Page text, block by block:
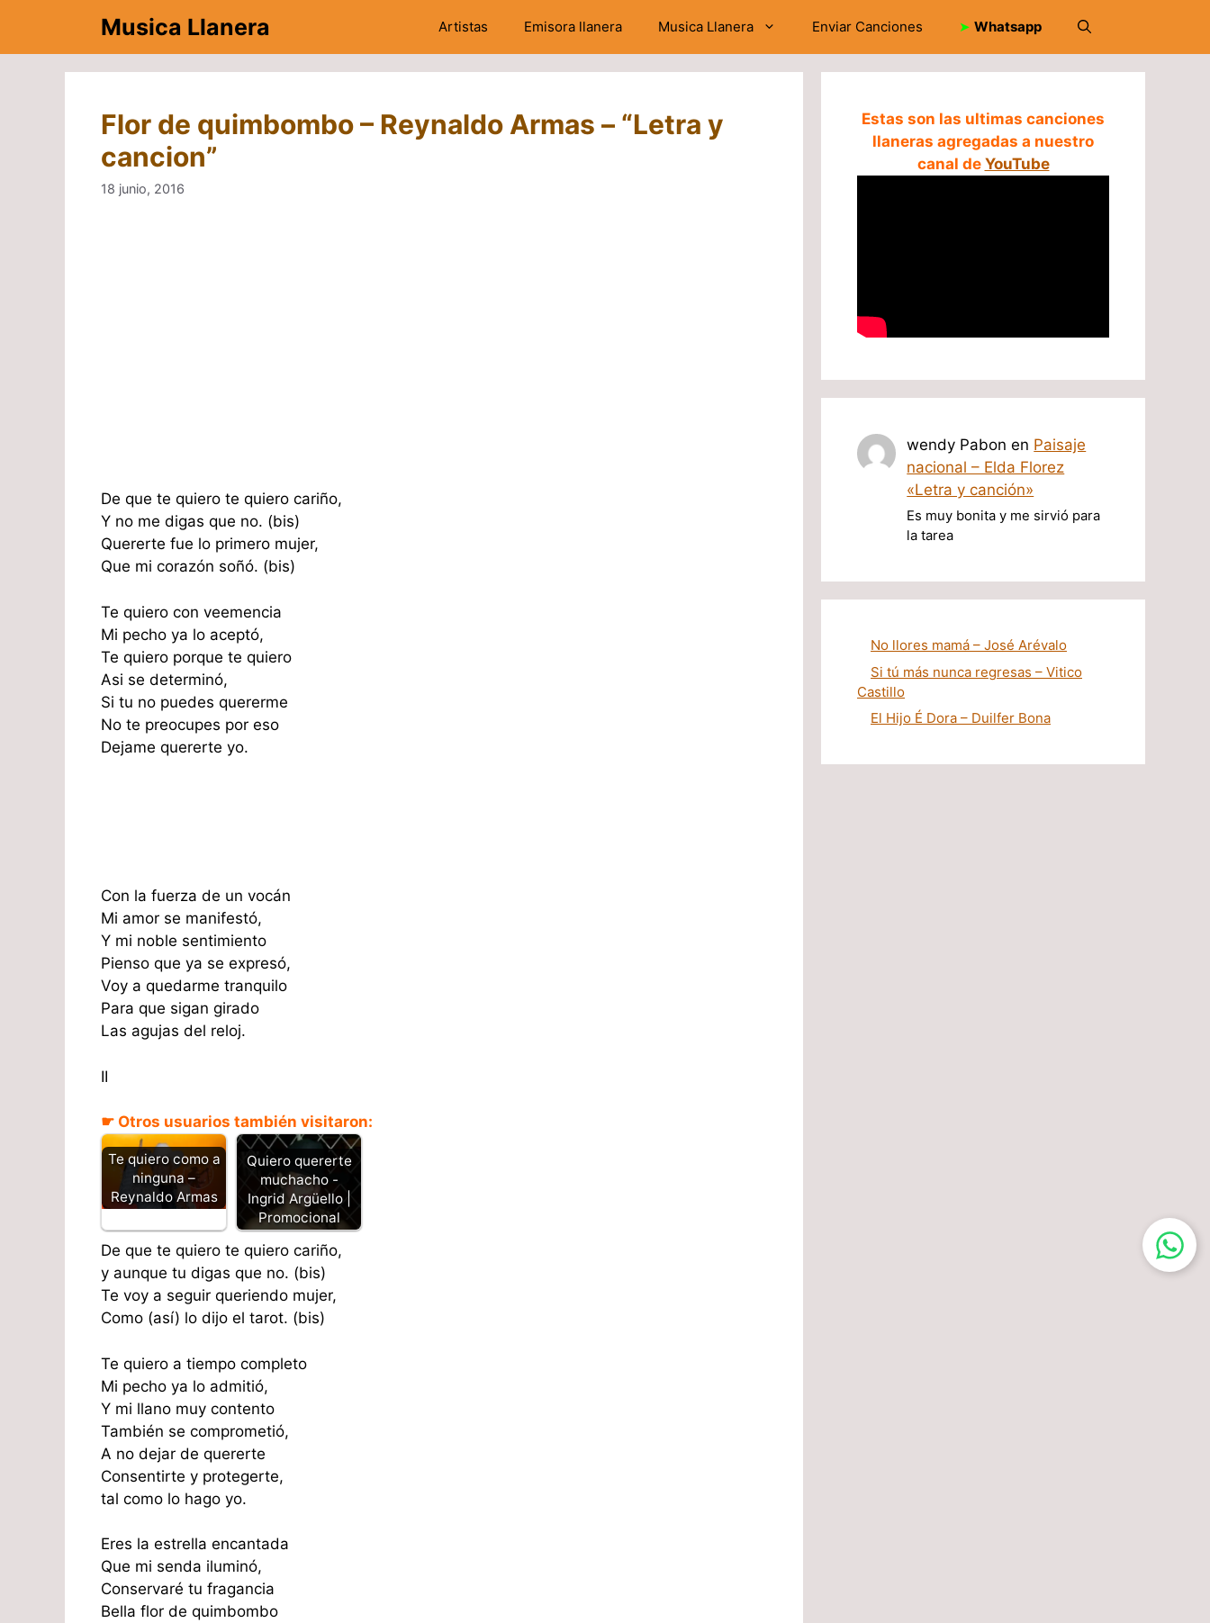
contenido
Musica Llanera Artistas Emisora llanera Musica Llanera Enviar Canciones ➤ Whatsapp
Flor de quimbombo – Reynaldo Armas – “Letra y
cancion”
18 junio, 2016
De que te quiero te quiero cariño,
Y no me digas que no. (bis)
Quererte fue lo primero mujer,
Que mi corazón soñó. (bis)
Te quiero con veemencia
Mi pecho ya lo aceptó,
Te quiero porque te quiero
Asi se determinó,
Si tu no puedes quererme
No te preocupes por eso
Dejame quererte yo.
Con la fuerza de un vocán
Mi amor se manifestó,
Y mi noble sentimiento
Pienso que ya se expresó,
Voy a quedarme tranquilo
Para que sigan girado
Las agujas del reloj.
II
☛ Otros usuarios también visitaron:
Te quiero como a
ninguna –
Reynaldo Armas
Quiero quererte
muchacho -
Ingrid Argüello |
Promocional
De que te quiero te quiero cariño,
y aunque tu digas que no. (bis)
Te voy a seguir queriendo mujer,
Como (así) lo dijo el tarot. (bis)
Te quiero a tiempo completo
Mi pecho ya lo admitió,
Y mi llano muy contento
También se comprometió,
A no dejar de quererte
Consentirte y protegerte,
tal como lo hago yo.
Eres la estrella encantada
Que mi senda iluminó,
Conservaré tu fragancia
Bella flor de quimbombo
Estas son las ultimas canciones
llaneras agregadas a nuestro
canal de YouTube
wendy Pabon en Paisaje
nacional – Elda Florez
«Letra y canción»
Es muy bonita y me sirvió para
la tarea
No llores mamá – José Arévalo
Si tú más nunca regresas – Vitico
Castillo
El Hijo É Dora – Duilfer Bona